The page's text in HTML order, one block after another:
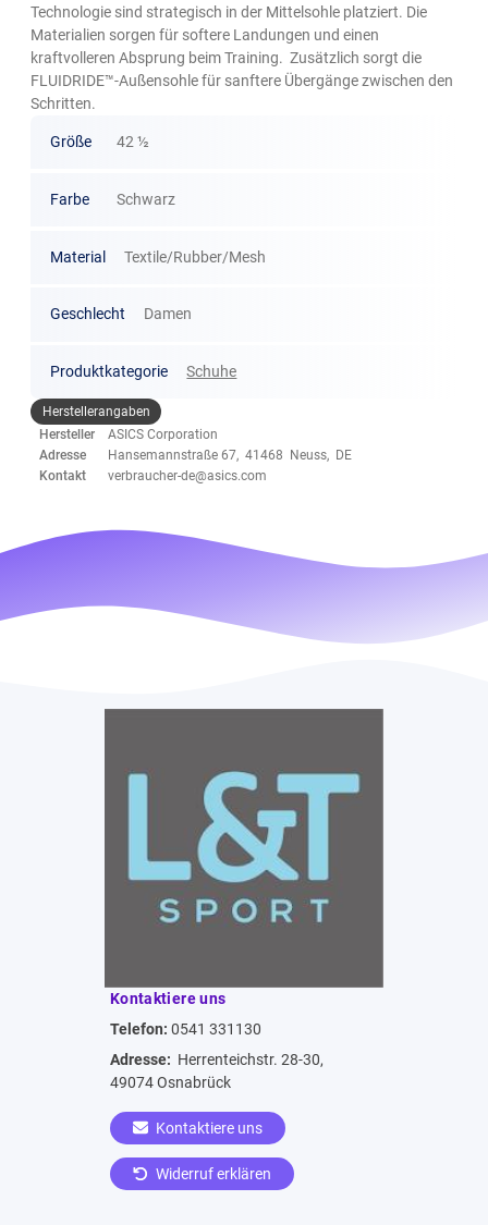
Technologie sind strategisch in der Mittelsohle platziert. Die
Materialien sorgen für softere Landungen und einen
kraftvolleren Absprung beim Training.​ ​ Zusätzlich sorgt die
FLUIDRIDE™-Außensohle für sanftere Übergänge zwischen den
Schritten.
Größe 42 ½
Farbe Schwarz
Material Textile/Rubber/Mesh
Geschlecht Damen
Produktkategorie Schuhe
Herstellerangaben
Hersteller
ASICS Corporation
Adresse
Hansemannstraße 67, 41468 Neuss, DE
Kontakt
verbraucher-de@asics.com
Kontaktiere uns
Telefon: 0541 331130
Adresse: Herrenteichstr. 28-30,
49074 Osnabrück
Kontaktiere uns
Widerruf erklären